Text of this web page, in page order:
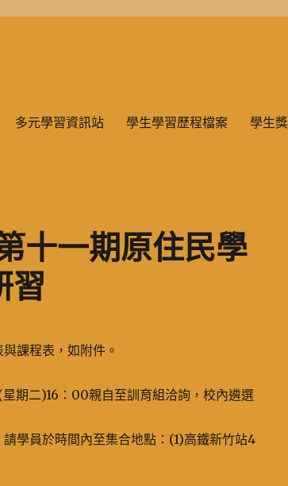
多元學習資訊站 學生學習歷程檔案 學生
十一期原住民學
習
課程表，如附件。
期二)16：00親自至訓育組洽詢，校內遴選
學員於時間內至集合地點：(1)高鐵新竹站4